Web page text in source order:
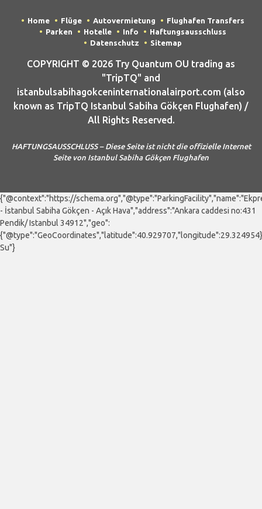
Home Flüge Autovermietung
Flughafen Transfers
Parken
Hotelle Info
Haftungsausschluss
Datenschutz
Sitemap
COPYRIGHT © 2026 Try Quantum OU trading as
"TripTQ" and
istanbulsabihagokceninternationalairport.com (also
known as TripTQ Istanbul Sabiha Gökçen Flughafen) /
All Rights Reserved.
HAFTUNGSAUSSCHLUSS – Diese Seite ist nicht die offizielle Internet
Seite von Istanbul Sabiha Gökçen Flughafen
{"@context":"https://
- İstanbul Sabiha Gökçen - Açık Hava","address":"Ankara caddesi no:431
Pendik/ Istanbul 34912","geo":
Su"}